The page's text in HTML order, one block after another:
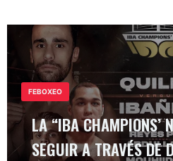
LA “IBA CHAMPIONS’
SEGUIR A TRAVÉS DE
GRATUITA
El evento boxístico más
FEBOXEO
LA “IBA CHAMPIONS’
SEGUIR A TRAVÉS DE